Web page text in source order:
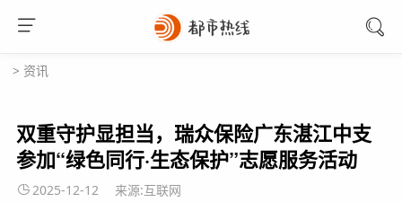
> 资讯
双重守护显担当，瑞众保险广东湛江中支
参加“绿色同行·生态保护”志愿服务活动
2025-12-12 来源:互联网